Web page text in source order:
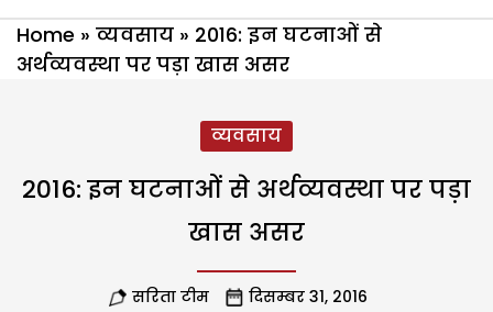
Home » व्यवसाय » 2016: इन घटनाओं से
अर्थव्यवस्था पर पड़ा खास असर
व्यवसाय
2016: इन घटनाओं से अर्थव्यवस्था पर पड़ा
खास असर
सरिता टीम दिसम्बर 31, 2016